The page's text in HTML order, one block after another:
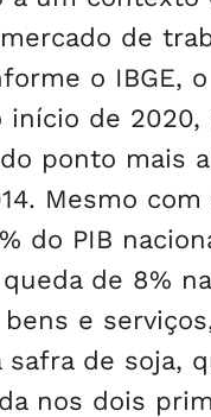
de
o IBGE,
início de
ponto mais
Mesmo com
do PIB
de 8%
e
de soja,
nos dois